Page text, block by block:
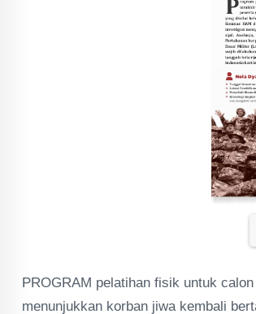
PROGRAM pelatihan fisik untuk
menunjukkan korban jiwa kembali